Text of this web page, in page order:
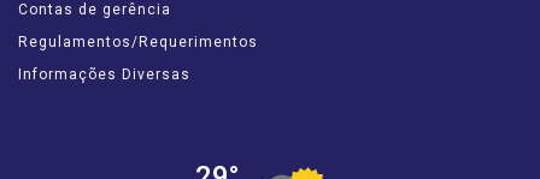
Contas de gerência
Regulamentos/Requerimentos
Informações Diversas